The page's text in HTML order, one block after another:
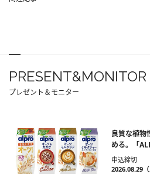
PRESENT&MONITOR
プレゼント＆モニター
良質な植物
める。「
申込締切
2026.08.29